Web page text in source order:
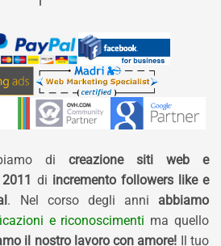
di creazione siti web e
2011 di incremento followers like e
. Nel corso degli anni abbiamo
e riconoscimenti ma quello
il nostro lavoro con amore! Il tuo